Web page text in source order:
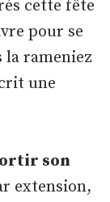
cette fête
pour se
la rameniez
une
son
extension,